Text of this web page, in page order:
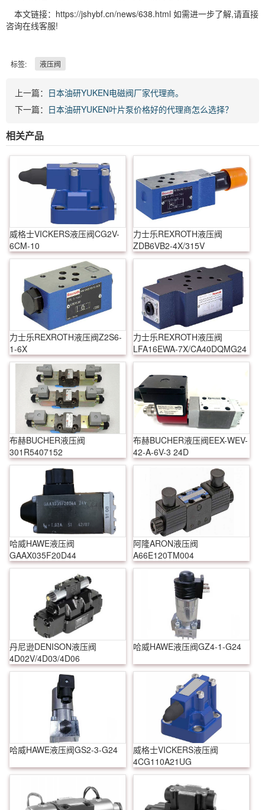
本文链接：https://jshybf.cn/news/638.html 如需进一步了解,请直接
咨询在线客服!
标签: 液压阀
上一篇： 日本油研YUKEN电磁阀厂家代理商。
下一篇： 日本油研YUKEN叶片泵价格好的代理商怎么选择？
相关产品
威格士VICKERS液压阀CG2V-
6CM-10
力士乐REXROTH液压阀
ZDB6VB2-4X/315V
力士乐REXROTH液压阀Z2S6-
1-6X
力士乐REXROTH液压阀
LFA16EWA-7X/CA40DQMG24
布赫BUCHER液压阀
301R5407152
布赫BUCHER液压阀EEX-WEV-
42-A-6V-3 24D
哈威HAWE液压阀
GAAX035F20D44
阿隆ARON液压阀
A66E120TM004
丹尼逊DENISON液压阀
4D02V/4D03/4D06
哈威HAWE液压阀GZ4-1-G24
哈威HAWE液压阀GS2-3-G24
威格士VICKERS液压阀
4CG110A21UG